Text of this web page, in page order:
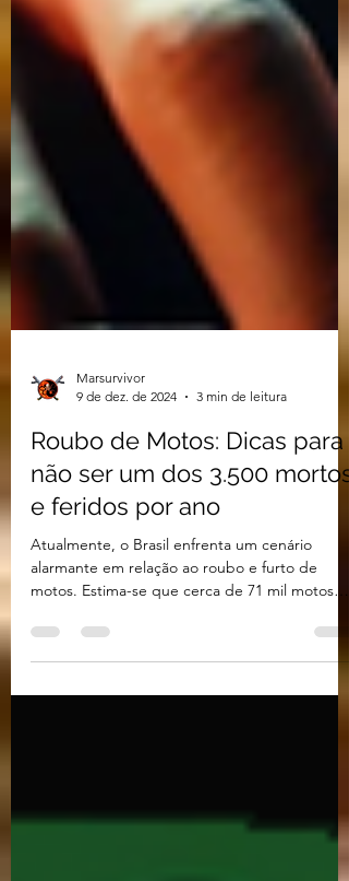
9 de dez. de 2024
3 min de leitura
Roubo de Motos: Dicas para
não ser um dos 3.500 mortos
e feridos por ano
Atualmente, o Brasil enfrenta um cenário
motos. Estima-se que cerca de 71 mil motos
sejam...